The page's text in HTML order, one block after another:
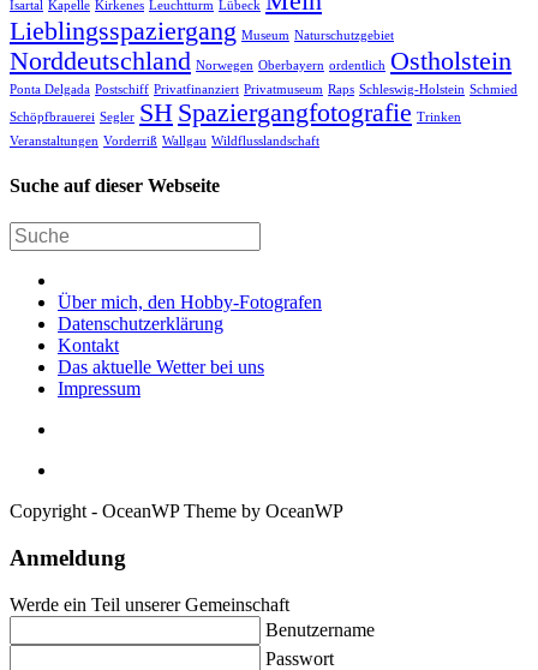
Isartal Kapelle Kirkenes Leuchtturm Lübeck
Lieblingsspaziergang Museum Naturschutzgebiet
Norddeutschland Norwegen Oberbayern ordentlich Ostholstein
Ponta Delgada Postschiff Privatfinanziert Privatmuseum Raps Schleswig-Holstein Schmied
Schöpfbrauerei Segler SH Spaziergangfotografie Trinken
Veranstaltungen Vorderriß Wallgau Wildflusslandschaft
Suche auf dieser Webseite
Über mich, den Hobby-Fotografen
Datenschutzerklärung
Kontakt
Das aktuelle Wetter bei uns
Impressum
Copyright - OceanWP Theme by OceanWP
Anmeldung
Werde ein Teil unserer Gemeinschaft
Benutzername
Passwort